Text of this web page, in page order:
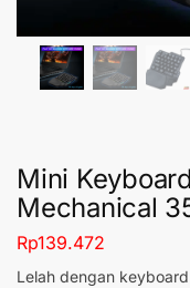
Mini
Mechanical
Rp139.472
Lelah dengan